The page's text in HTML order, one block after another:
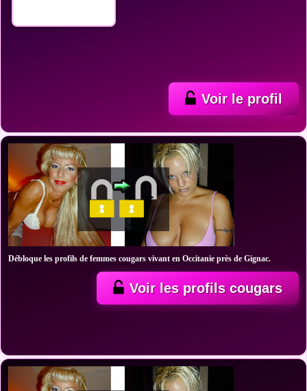
Voir le profil
Débloque les profils de femmes cougars vivant en Occitanie près de Gignac.
Voir les profils cougars